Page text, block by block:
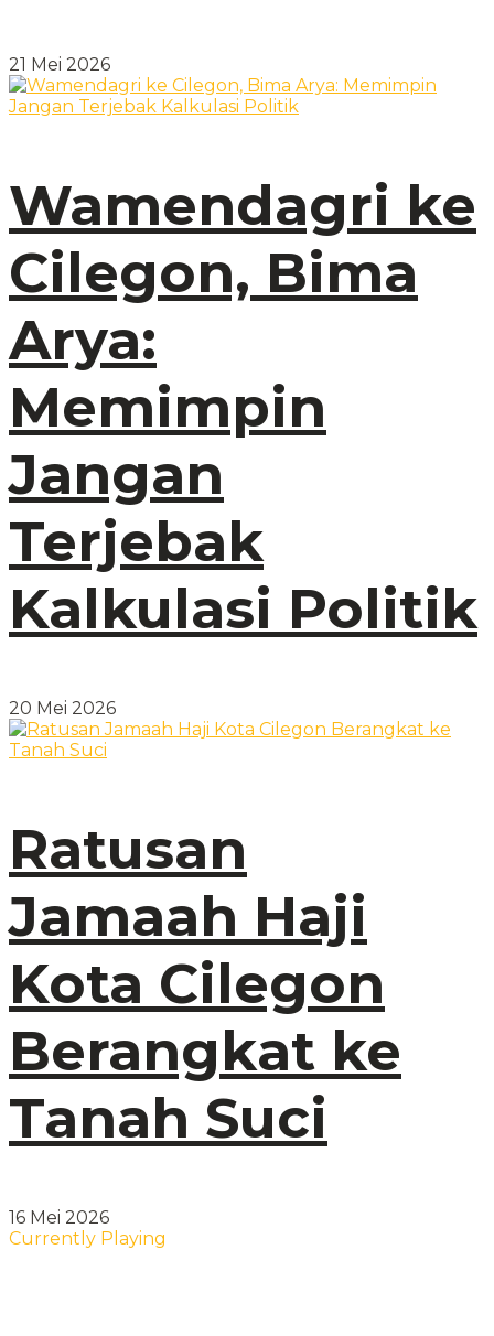
21 Mei 2026
Wamendagri ke
Cilegon, Bima
Arya:
Memimpin
Jangan
Terjebak
Kalkulasi Politik
20 Mei 2026
Ratusan
Jamaah Haji
Kota Cilegon
Berangkat ke
Tanah Suci
16 Mei 2026
Currently Playing